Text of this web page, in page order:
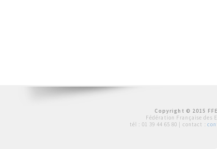
Copyright © 2015
Fédération Française des
tél : 01 39 44 65 80 | contact :